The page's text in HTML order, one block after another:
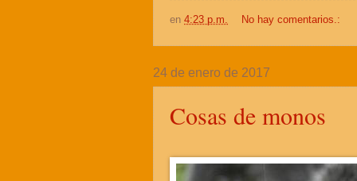
en 4:23 p.m. No hay comentarios.:
24 de enero de 2017
Cosas de monos